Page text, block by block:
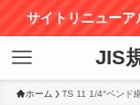
サイトリニューア
JIS
ホーム TS 11 1/4°ベンド